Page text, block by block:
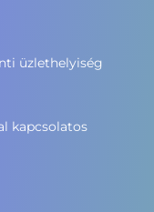
üzlethelyiség
kapcsolatos